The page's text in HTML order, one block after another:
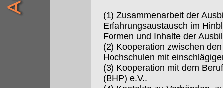
(1) Zusammenarbeit der
Erfahrungsaustausch im
Formen und Inhalte der
(2) Kooperation zwischen
Hochschulen mit
(3) Kooperation mit dem
(BHP) e.V..